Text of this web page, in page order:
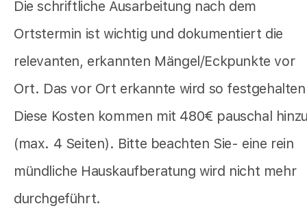
Die schriftliche Ausarbeitung nach dem
Ortstermin ist wichtig und dokumentiert die
relevanten, erkannten Mängel/Eckpunkte vor
Ort. Das vor Ort erkannte wird so
Diese Kosten kommen mit 480€ pauschal
(max. 4 Seiten). Bitte beachten Sie- eine rein
mündliche Hauskaufberatung wird nicht mehr
durchgeführt.